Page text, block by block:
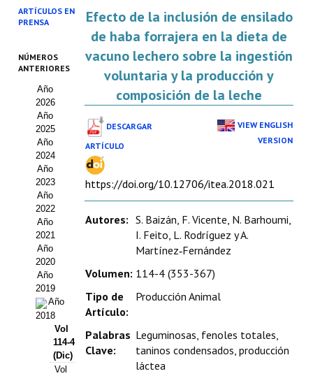
Asociación AIDA
Cincuentenario AIDA
Organigrama
Estatutos
Hacerse socio
Noticias
Galería de Fotos
Web AIDA 2.0
REVISTA ITEA
Presentación ITEA
Equipo Editorial
Leer revista ITEA
ARTÍCULOS EN
PRENSA
NÚMEROS
ANTERIORES
Año
2026
Año
2025
Año
2024
Año
2023
Año
2022
Año
2021
Año
2020
Año
2019
Año
2018
Vol
114-4
(Dic)
Vol
Efecto de la inclusión de ensilado
de haba forrajera en la dieta de
vacuno lechero sobre la ingestión
voluntaria y la producción y
composición de la leche
DESCARGAR
ARTÍCULO
VIEW ENGLISH
VERSION
https://doi.org/10.12706/itea.2018.021
Autores: S. Baizán, F. Vicente, N. Barhoumi,
I. Feito, L. Rodríguez y A.
Martínez‑Fernández
Volumen: 114-4 (353-367)
Tipo de
Artículo:
Producción Animal
Palabras
Clave:
Leguminosas, fenoles totales,
taninos condensados, producción
láctea